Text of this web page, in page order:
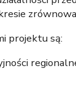
projektu są: